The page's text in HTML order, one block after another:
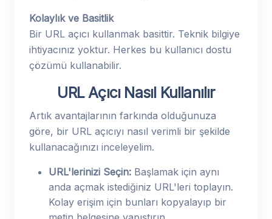
Kolaylık ve Basitlik
Bir URL açıcı kullanmak basittir. Teknik bilgiye
ihtiyacınız yoktur. Herkes bu kullanıcı dostu
çözümü kullanabilir.
URL Açıcı Nasıl Kullanılır
Artık avantajlarının farkında olduğunuza
göre, bir URL açıcıyı nasıl verimli bir şekilde
kullanacağınızı inceleyelim.
URL'lerinizi Seçin: Başlamak için aynı
anda açmak istediğiniz URL'leri toplayın.
Kolay erişim için bunları kopyalayıp bir